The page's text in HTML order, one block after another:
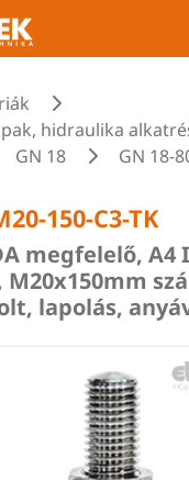
hidraulika
GN 18 GN 18-
150-C3-TK
megfelelő, A4
lapolás,